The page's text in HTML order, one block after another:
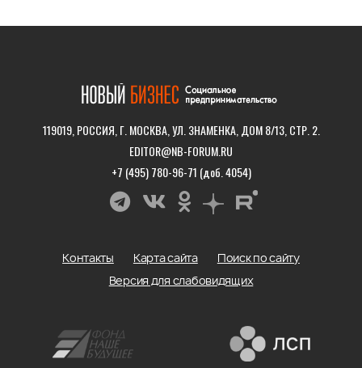
119019, РОССИЯ, Г. МОСКВА, УЛ. ЗНАМЕНКА, ДОМ 8/13, СТР. 2.
EDITOR@NB-FORUM.RU
+7 (495) 780-96-71 (доб. 4054)
Контакты Карта сайта
Поиск по сайту
Версия для слабовидящих